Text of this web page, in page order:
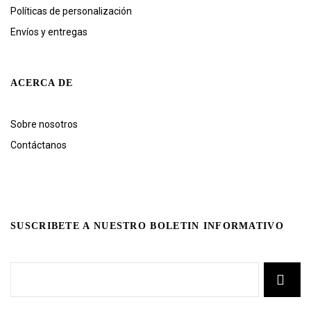
Políticas de personalización
Envíos y entregas
ACERCA DE
Sobre nosotros
Contáctanos
SUSCRIBETE A NUESTRO BOLETIN INFORMATIVO